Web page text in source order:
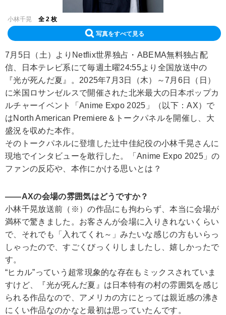
小林千晃 全 2 枚
写真をすべて見る
7月5日（土）よりNetflix世界独占・ABEMA無料独占配
信、日本テレビ系にて毎週土曜24:55より全国放送中の
『光が死んだ夏』。2025年7月3日（木）～7月6日（日）
に米国ロサンゼルスで開催された北米最大の日本ポップカ
ルチャーイベント「Anime Expo 2025」（以下：AX）で
はNorth American Premiere＆トークパネルを開催し、大
盛況を収めた本作。
そのトークパネルに登壇した辻中佳紀役の小林千晃さんに
現地でインタビューを敢行した。「Anime Expo 2025」の
ファンの反応や、本作にかける思いとは？
――AXの会場の雰囲気はどうですか？
小林千晃放送前（※）の作品にも拘わらず、本当に会場が
満杯で驚きました。お客さんが会場に入りきれないくらい
で、それでも「入れてくれ～」みたいな感じの方もいらっ
しゃったので、すごくびっくりしましたし、嬉しかったで
す。
“ヒカル”っていう超常現象的な存在もミックスされていま
すけど、『光が死んだ夏』は日本特有の村の雰囲気を感じ
られる作品なので、アメリカの方にとっては親近感の沸き
にくい作品なのかなと最初は思っていたんです。